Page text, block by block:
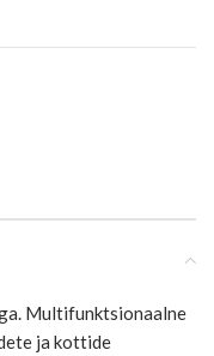
Multifunktsionaalne
ja kottide